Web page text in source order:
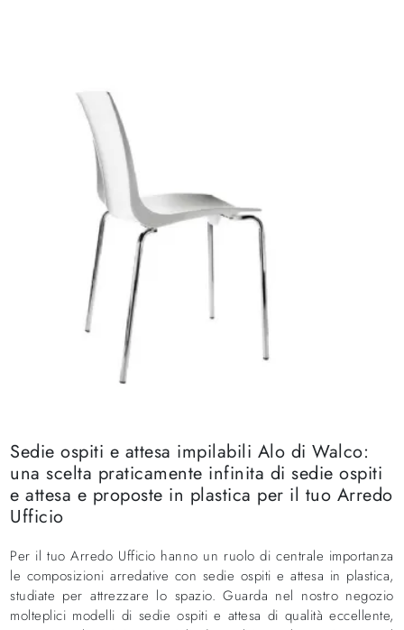
Sedie ospiti e attesa impilabili Alo di Walco:
una scelta praticamente infinita di sedie ospiti
e attesa e proposte in plastica per il tuo Arredo
Ufficio
Per il tuo Arredo Ufficio hanno un ruolo di centrale importanza
le composizioni arredative con sedie ospiti e attesa in plastica,
studiate per attrezzare lo spazio. Guarda nel nostro negozio
molteplici modelli di sedie ospiti e attesa di qualità eccellente,